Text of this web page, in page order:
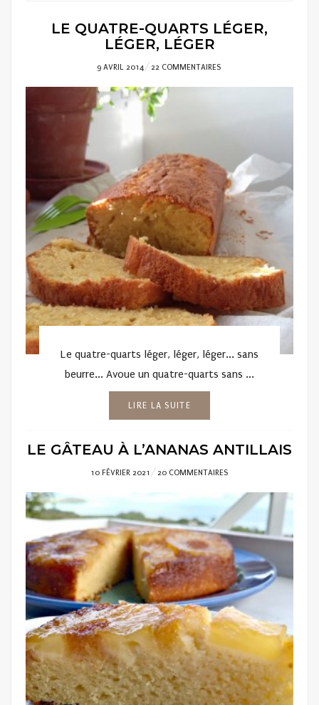
LE QUATRE-QUARTS LÉGER,
LÉGER, LÉGER
POSTED
ON
9 AVRIL 2014 22 COMMENTAIRES
Le quatre-quarts léger, léger, léger... sans
beurre... Avoue un quatre-quarts sans ...
LIRE LA SUITE
LE GÂTEAU À L’ANANAS ANTILLAIS
POSTED
10 FÉVRIER 2021 20 COMMENTAIRES